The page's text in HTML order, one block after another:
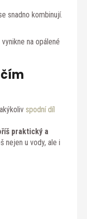
snadno kombinují.
na opálené
spodní díl
praktický a
nejen u vody, ale i